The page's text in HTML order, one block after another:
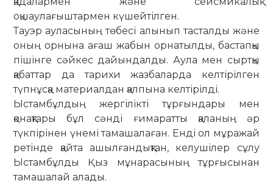
оқшаулағыштармен күшейтілген.
Тауэр ауласының төбесі алынып тасталды және
оның орнына ағаш жабын орнатылды, бастапқы
пішінге сәйкес дайындалды. Аула мен сыртқы
қабаттар да тарихи жазбаларда келтірілген
түпнұсқа материалдан қалпына келтірілді.
Ыстамбұлдың жергілікті тұрғындары мен
қонақтары бұл сәнді ғимаратты қаланың әр
түкпірінен үнемі тамашалаған. Енді ол мұражай
ретінде қайта ашылғандықтан, келушілер сұлу
Ыстамбұлды Қыз мұнарасының тұрғысынан
тамашалай алады.